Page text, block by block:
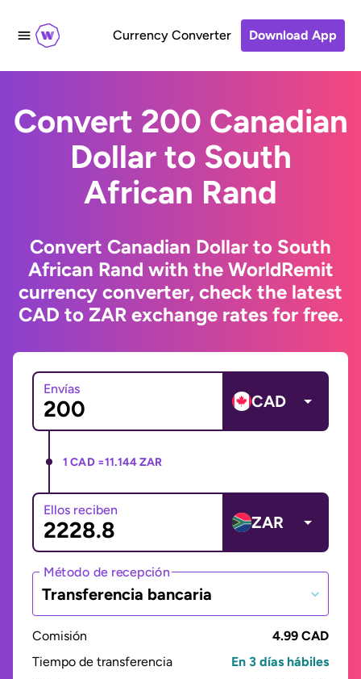
Currency Converter Download App
Convert 200 Canadian
Dollar to South
African Rand
Convert Canadian Dollar to South
African Rand with the WorldRemit
currency converter, check the latest
CAD to ZAR exchange rates for free.
Envías
CAD
1 CAD =11.144 ZAR
Ellos reciben
ZAR
Método de recepción
Transferencia bancaria
Comisión
4.99 CAD
Tiempo de transferencia
En 3 días hábiles